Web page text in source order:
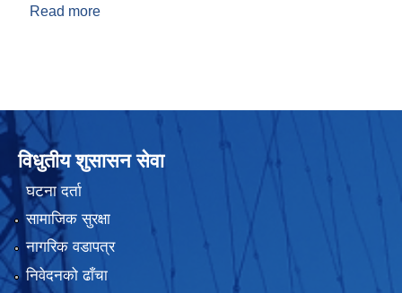
Read more
विधुतीय शुसासन सेवा
घटना दर्ता
सामाजिक सुरक्षा
नागरिक वडापत्र
निवेदनको ढाँचा